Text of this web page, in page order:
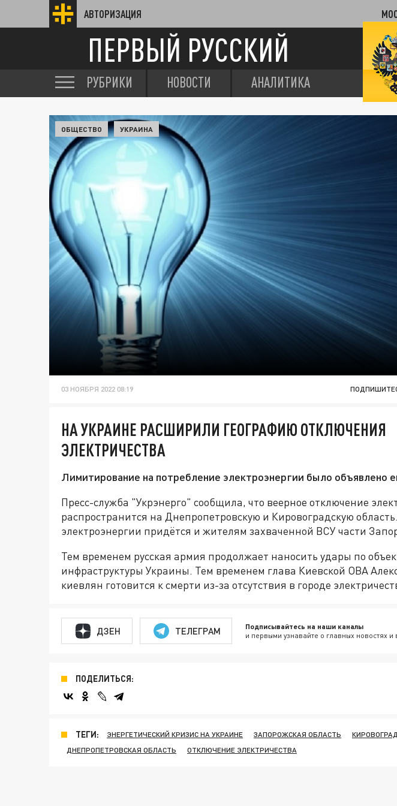
АВТОРИЗАЦИЯ
ПЕРВЫЙ РУССКИЙ
РУБРИКИ НОВОСТИ АНАЛИТИКА
ОБЩЕСТВО УКРАИНА
03 НОЯБРЯ 2022 08:19
НА УКРАИНЕ РАСШИРИЛИ ГЕОГРАФИЮ ОТКЛЮЧЕНИЯ
ЭЛЕКТРИЧЕСТВА
Лимитирование на потребление электроэнергии было объявлено
Пресс-служба "Укрэнерго" сообщила, что веерное отключение
распространится на Днепропетровскую и Кировоградскую
электроэнергии придётся и жителям захваченной ВСУ части
Тем временем русская армия продолжает наносить удары по
инфраструктуры Украины. Тем временем глава Киевской ОВА
киевлян готовится к смерти из-за отсутствия в городе
ДЗЕН ТЕЛЕГРАМ Подписывайтесь на наши каналы
и первыми узнавайте о главных новостях
ПОДЕЛИТЬСЯ:
ТЕГИ: ЭНЕРГЕТИЧЕСКИЙ КРИЗИС НА УКРАИНЕ ЗАПОРОЖСКАЯ ОБЛАСТЬ
ДНЕПРОПЕТРОВСКАЯ ОБЛАСТЬ
ОТКЛЮЧЕНИЕ ЭЛЕКТРИЧЕСТВА